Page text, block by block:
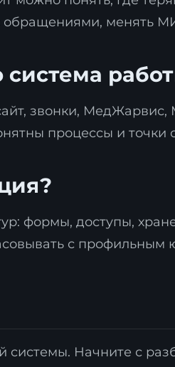
менять
звонки,
процессы и точки
формы, доступы,
с профильным
системы. Начните с